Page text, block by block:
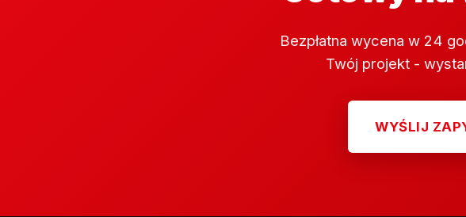
Bezpłatna wycena w 24
Twój projekt -
WYŚLIJ